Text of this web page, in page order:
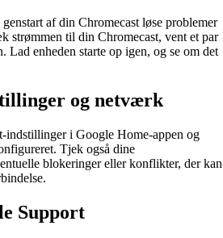
af din Chromecast løse problemer
strømmen til din Chromecast, vent et par
Lad enheden starte op igen, og se om det
og netværk
indstillinger i Google Home-appen og
Tjek også dine
blokeringer eller konflikter, der kan
Support